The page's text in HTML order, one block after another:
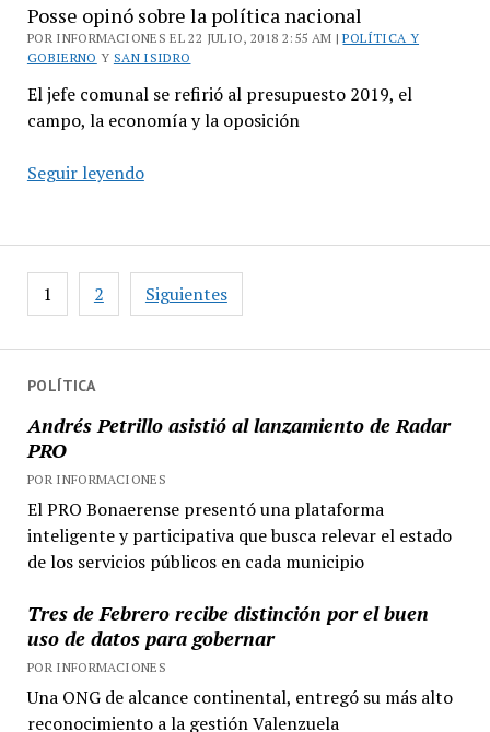
POLÍTICA
Andrés Petrillo asistió al lanzamiento de Radar
PRO
POR INFORMACIONES
El PRO Bonaerense presentó una plataforma
inteligente y participativa que busca relevar el estado
de los servicios públicos en cada municipio
Tres de Febrero recibe distinción por el buen
uso de datos para gobernar
POR INFORMACIONES
Una ONG de alcance continental, entregó su más alto
reconocimiento a la gestión Valenzuela
Posse opinó sobre la política nacional
POR INFORMACIONES EL 22 JULIO, 2018 2:55 AM |POLÍTICA Y
GOBIERNO Y SAN ISIDRO
El jefe comunal se refirió al presupuesto 2019, el
campo, la economía y la oposición
Seguir leyendoPosse
la
política
nacional
Paginación
de
1 2 Siguientes